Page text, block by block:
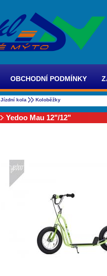
OBCHODNÍ PODMÍNKY
Jízdní kola Koloběžky
Yedoo Mau 12"/12"